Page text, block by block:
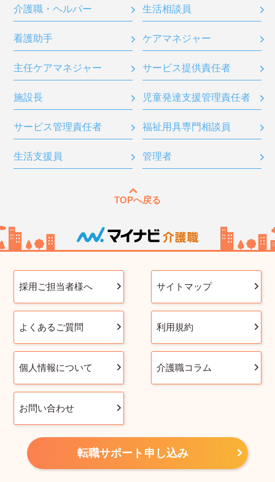
介護職・ヘルパー 生活相談員
看護助手 ケアマネジャー
主任ケアマネジャー サービス提供責任者
施設長 児童発達支援管理責任者
サービス管理責任者 福祉用具専門相談員
生活支援員 管理者
TOPへ戻る
採用ご担当者様へ サイトマップ
よくあるご質問 利用規約
個人情報について 介護職コラム
お問い合わせ
転職サポート申し込み